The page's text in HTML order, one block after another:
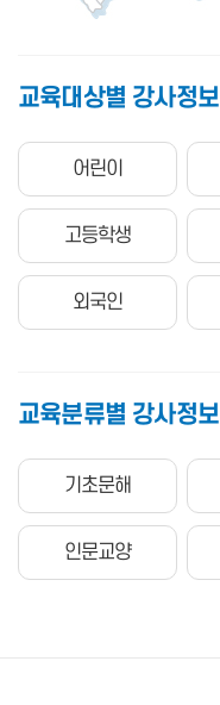
교육대상별 강사정보
어린이
고등학생
외국인
교육분류별 강사정보
기초문해
인문교양